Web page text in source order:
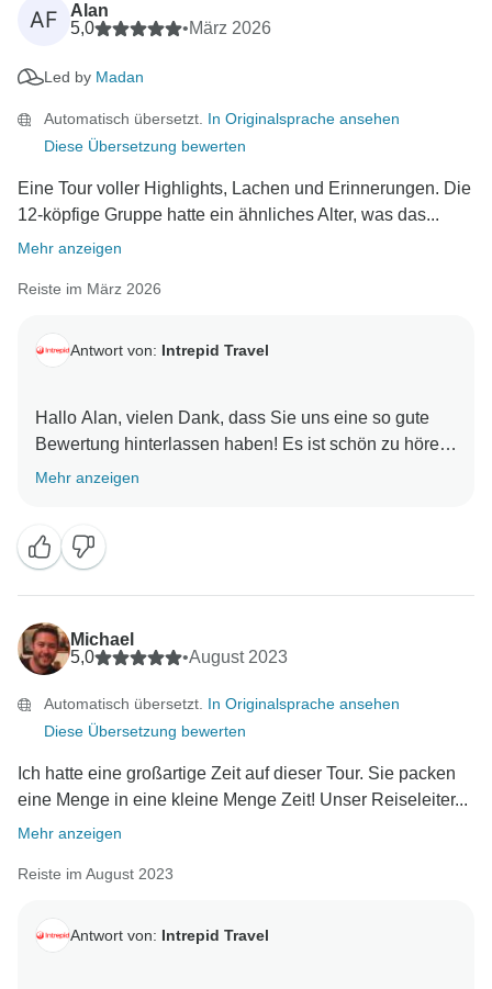
AF
Alan
5,0
•März 2026
Led by Madan
Automatisch übersetzt. In Originalsprache ansehen
Diese Übersetzung bewerten
Eine Tour voller Highlights, Lachen und Erinnerungen. Die
12-köpfige Gruppe hatte ein ähnliches Alter, was das...
Mehr anzeigen
Reiste im März 2026
Antwort von: Intrepid Travel
Hallo Alan, vielen Dank, dass Sie uns eine so gute
Bewertung hinterlassen haben! Es ist schön zu hören,
dass Sie während Ihrer Reise mit uns so viel gelacht
Mehr anzeigen
Michael
5,0
•August 2023
Automatisch übersetzt. In Originalsprache ansehen
Diese Übersetzung bewerten
Ich hatte eine großartige Zeit auf dieser Tour. Sie packen
eine Menge in eine kleine Menge Zeit! Unser Reiseleiter...
Mehr anzeigen
Reiste im August 2023
Antwort von: Intrepid Travel